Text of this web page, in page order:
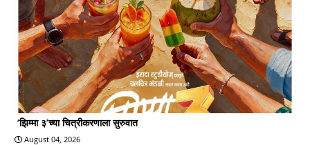
‘झिम्मा ३’च्या चित्रीकरणाला सुरुवात
August 04, 2026